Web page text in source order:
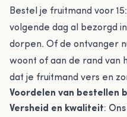
Bestel je fruitmand voor
volgende dag al bezorgd
dorpen. Of de ontvanger
woont of aan de rand van
dat je fruitmand vers en
Voordelen van bestellen
Versheid en kwaliteit: